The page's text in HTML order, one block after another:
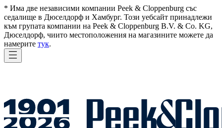
* Има две независими компании Peek & Cloppenburg със
седалище в Дюселдорф и Хамбург. Този уебсайт принадлежи
към групата компании на Peek & Cloppenburg B.V. & Co. KG,
Дюселдорф, чиито местоположения на магазините можете да
намерите тук.